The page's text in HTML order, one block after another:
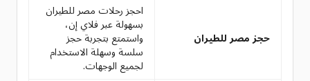
حجز مصر للطيران
احجز رحلات مصر للطيران
بسهولة عبر فلاي إن،
واستمتع بتجربة حجز
سلسة وسهلة الاستخدام
لجميع الوجهات.